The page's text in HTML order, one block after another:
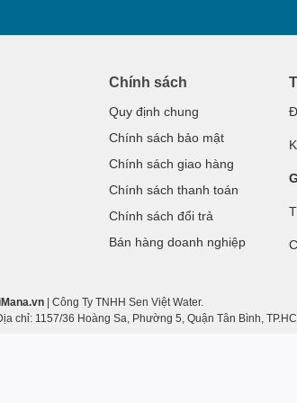
nước miễn phí tận nơi, giúp tiết kiệm
hoặc văn phòng của bạn một cách
hài lòng với sản phẩm và dịch vụ
sức khỏe và tiện lợi cho cuộc sống
dịch vụ giao hàng tận nơi hoàn
Chính sách
Quy định chung
Chính sách bảo mật
Chính sách giao hàng
Chính sách thanh toán
Chính sách đổi trả
Bán hàng doanh nghiệp
| Công Ty TNHH Sen Việt Water.
chỉ: 1157/36 Hoàng Sa, Phường 5, Quận Tân Bình,